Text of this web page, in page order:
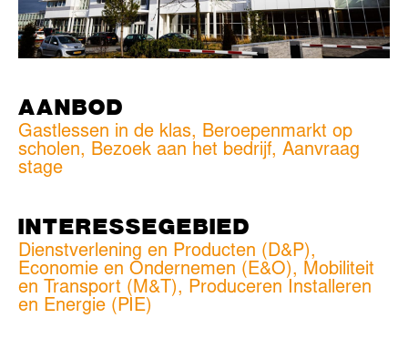
AANBOD
Gastlessen in de klas, Beroepenmarkt op
scholen, Bezoek aan het bedrijf, Aanvraag
stage
INTERESSEGEBIED
Dienstverlening en Producten (D&P),
Economie en Ondernemen (E&O), Mobiliteit
en Transport (M&T), Produceren Installeren
en Energie (PIE)